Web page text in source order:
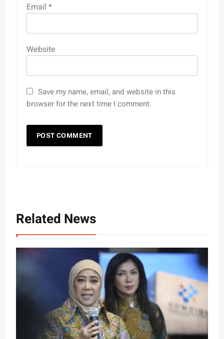
Email *
Website
Save my name, email, and website in this
browser for the next time I comment.
Related News